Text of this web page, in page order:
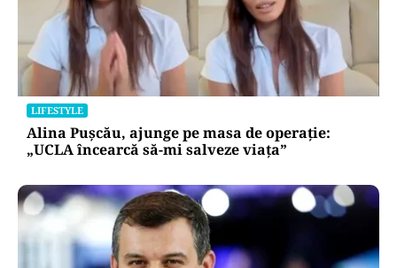
LIFESTYLE
Alina Pușcău, ajunge pe masa de operație:
„UCLA încearcă să-mi salveze viața”